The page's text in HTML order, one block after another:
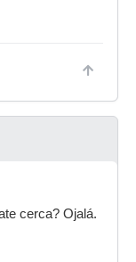
cerca? Ojalá.